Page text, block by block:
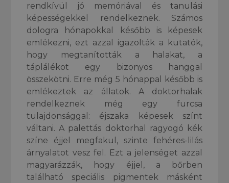
rendkívül jó memóriával és tanulási
képességekkel rendelkeznek. Számos
dologra hónapokkal később is képesek
emlékezni, ezt azzal igazolták a kutatók,
hogy megtanították a halakat, a
táplálékot egy bizonyos hanggal
összekötni. Erre még 5 hónappal később is
emlékeztek az állatok. A doktorhalak
rendelkeznek még egy furcsa
tulajdonsággal: éjszaka képesek színt
váltani. A palettás doktorhal ragyogó kék
színe éjjel megfakul, szinte fehéres-lilás
árnyalatot vesz fel. Ezt a jelenséget azzal
magyarázzák, hogy éjjel, a bőrben
található speciális pigmentek másként